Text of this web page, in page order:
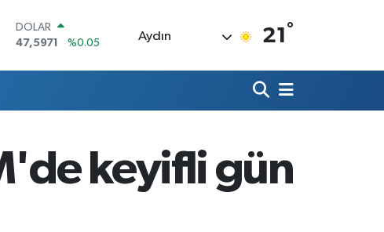
DOLAR
47,5971
%0.05
BİST100
13.703
%0
BITCOIN
Aydın 21 °
keyifli gün